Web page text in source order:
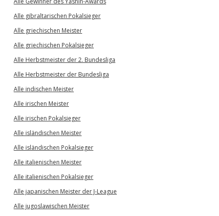
Alle gibraltarischen Pokalsieger
Alle griechischen Meister
Alle griechischen Pokalsieger
Alle Herbstmeister der 2. Bundesliga
Alle Herbstmeister der Bundesliga
Alle indischen Meister
Alle irischen Meister
Alle irischen Pokalsieger
Alle isländischen Meister
Alle isländischen Pokalsieger
Alle italienischen Meister
Alle italienischen Pokalsieger
Alle japanischen Meister der J-League
Alle jugoslawischen Meister